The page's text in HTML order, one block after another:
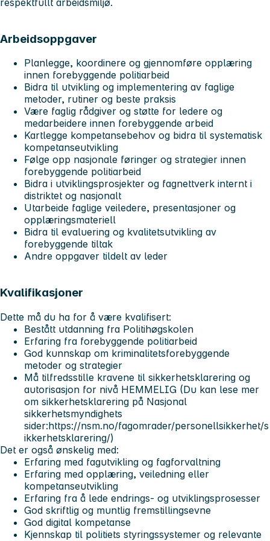
Arbeidsoppgaver
Planlegge, koordinere og gjennomføre opplæring
innen forebyggende politiarbeid
Bidra til utvikling og implementering av faglige
metoder, rutiner og beste praksis
Være faglig rådgiver og støtte for ledere og
medarbeidere innen forebyggende arbeid
Kartlegge kompetansebehov og bidra til systematisk
kompetanseutvikling
Følge opp nasjonale føringer og strategier innen
forebyggende politiarbeid
Bidra i utviklingsprosjekter og fagnettverk internt i
distriktet og nasjonalt
Utarbeide faglige veiledere, presentasjoner og
opplæringsmateriell
Bidra til evaluering og kvalitetsutvikling av
forebyggende tiltak
Andre oppgaver tildelt av leder
Kvalifikasjoner
Dette må du ha for å være kvalifisert:
Bestått utdanning fra Politihøgskolen
Erfaring fra forebyggende politiarbeid
God kunnskap om kriminalitetsforebyggende
metoder og strategier
Må tilfredsstille kravene til sikkerhetsklarering og
autorisasjon for nivå HEMMELIG (Du kan lese mer
om sikkerhetsklarering på Nasjonal
sikkerhetsmyndighets
sider:https://nsm.no/fagomrader/personellsikkerhet/s
ikkerhetsklarering/)
Det er også ønskelig med:
Erfaring med fagutvikling og fagforvaltning
Erfaring med opplæring, veiledning eller
kompetanseutvikling
Erfaring fra å lede endrings- og utviklingsprosesser
God skriftlig og muntlig fremstillingsevne
God digital kompetanse
Kjennskap til politiets styringssystemer og relevante